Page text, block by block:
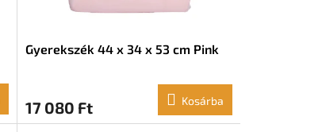
Gyerekszék 44 x 34 x 53 cm Pink
17 080 Ft Kosárba